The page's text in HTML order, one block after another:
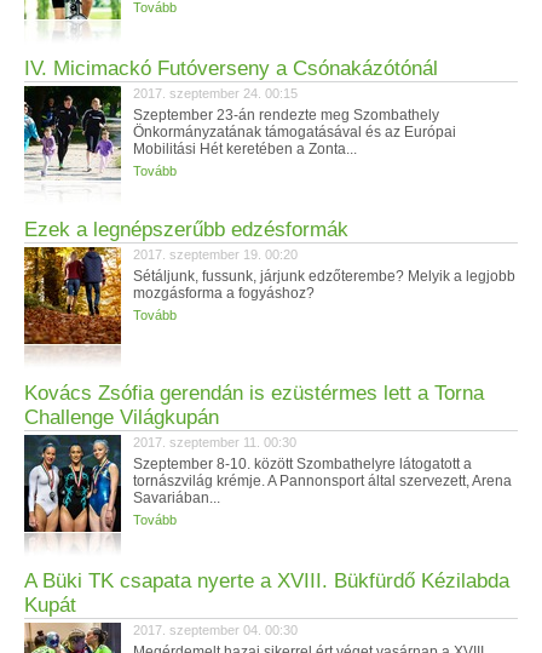
Tovább
IV. Micimackó Futóverseny a Csónakázótónál
2017. szeptember 24. 00:15
Szeptember 23-án rendezte meg Szombathely
Önkormányzatának támogatásával és az Európai
Mobilitási Hét keretében a Zonta...
Tovább
Ezek a legnépszerűbb edzésformák
2017. szeptember 19. 00:20
Sétáljunk, fussunk, járjunk edzőterembe? Melyik a legjobb
mozgásforma a fogyáshoz?
Tovább
Kovács Zsófia gerendán is ezüstérmes lett a Torna
Challenge Világkupán
2017. szeptember 11. 00:30
Szeptember 8-10. között Szombathelyre látogatott a
tornászvilág krémje. A Pannonsport által szervezett, Arena
Savariában...
Tovább
A Büki TK csapata nyerte a XVIII. Bükfürdő Kézilabda
Kupát
2017. szeptember 04. 00:30